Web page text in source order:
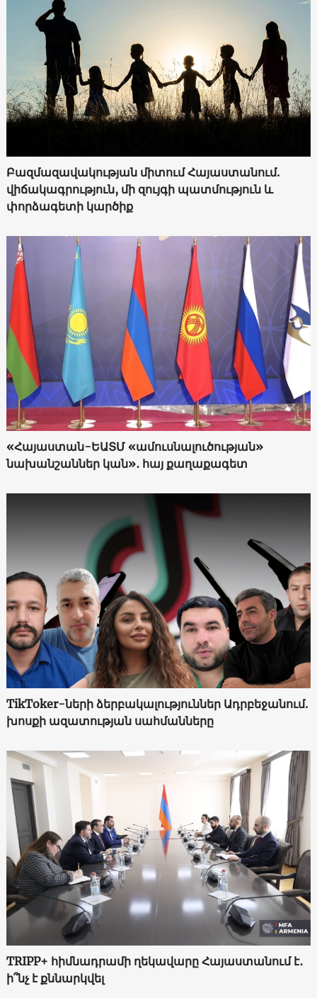
Բազմազավակության միտում Հայաստանում.
վիճակագրություն, մի զույգի պատմություն և
փորձագետի կարծիք
«Հայաստան-ԵԱՏՄ «ամուսնալուծության»
նախանշաններ կան»․ հայ քաղաքագետ
TikToker-ների ձերբակալություններ Ադրբեջանում.
խոսքի ազատության սահմանները
TRIPP+ հիմնադրամի ղեկավարը Հայաստանում է․
ի՞նչ է քննարկվել